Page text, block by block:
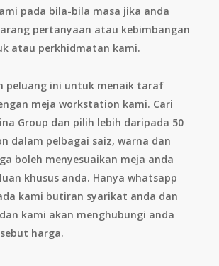
pada bila-bila masa jika anda
pertanyaan atau kebimbangan
atau perkhidmatan kami.
peluang ini untuk menaik taraf
meja workstation kami. Cari
Group dan pilih lebih daripada 50
dalam pelbagai saiz, warna dan
boleh menyesuaikan meja anda
khusus anda. Hanya whatsapp
kami butiran syarikat anda dan
kami akan menghubungi anda
harga.